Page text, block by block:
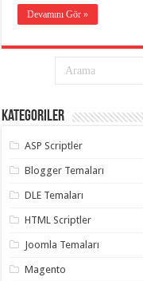
taşımacılık,
evden
taşımacılık,
gaziantep
taşıma,
evden
taşımacılık,
gaziantep
organizasyon
gaziantep
organizasyon,
gaziantep
organizasyon
gaziantep
Devamını Gör »
Kategoriler
ASP Scriptler
Blogger Temaları
DLE Temaları
HTML Scriptler
Joomla Temaları
Magento